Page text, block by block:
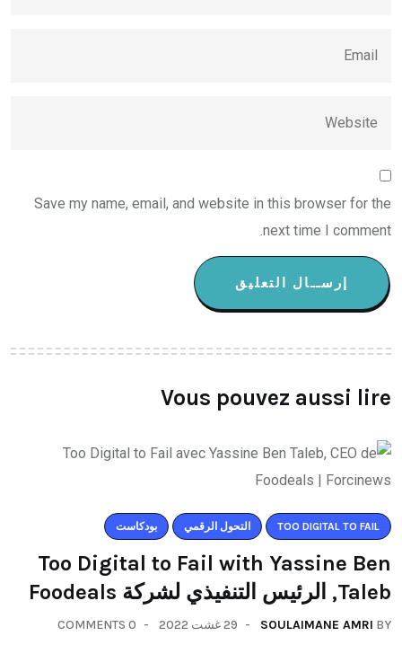
Save my name, email, and website in this browser for the
next time I comment.
Vous pouvez aussi lire
TOO DIGITAL TO FAIL التحول الرقمي بودكاست
Too Digital to Fail with Yassine Ben
Taleb, الرئيس التنفيذي لشركة Foodeals
BY
SOULAIMANE AMRI 29 غشت 2022 0 COMMENTS